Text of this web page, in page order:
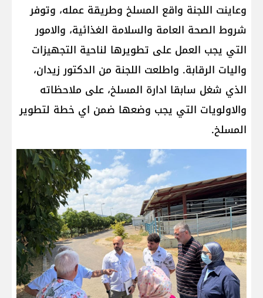
وعاينت اللجنة واقع المسلخ وطريقة عمله، وتوفر
شروط الصحة العامة والسلامة الغذائية، والامور
التي يجب العمل على تطويرها لناحية التجهيزات
واليات الرقابة. واطلعت اللجنة من الدكتور زيدان،
الذي شغل سابقا ادارة المسلخ، على ملاحظاته
والاولويات التي يجب وضعها ضمن اي خطة لتطوير
المسلخ.